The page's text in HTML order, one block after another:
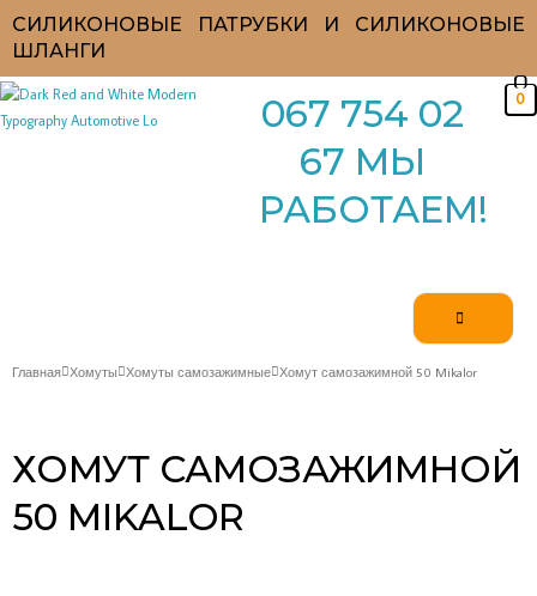
СИЛИКОНОВЫЕ ПАТРУБКИ И СИЛИКОНОВЫЕ
ШЛАНГИ
067 754 02
67 МЫ
РАБОТАЕМ!
0
Главная Хомуты Хомуты самозажимные Хомут самозажимной 50 Mikalor
ХОМУТ САМОЗАЖИМНОЙ
50 MIKALOR